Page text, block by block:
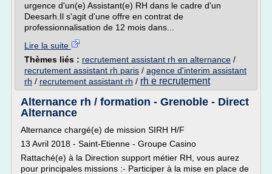
urgence d'un(e) Assistant(e) RH dans le cadre d'un
Deesarh.Il s'agit d'une offre en contrat de
professionnalisation de 12 mois dans...
Lire la suite
Thèmes liés : recrutement assistant rh en alternance /
recrutement assistant rh paris / agence d'interim assistant
rh / recrutement assistant rh / rh e recrutement
Alternance rh / formation - Grenoble - Direct
Alternance
Alternance chargé(e) de mission SIRH H/F
13 Avril 2018 - Saint-Etienne - Groupe Casino
Rattaché(e) à la Direction support métier RH, vous aurez
pour principales missions :- Participer à la mise en place de